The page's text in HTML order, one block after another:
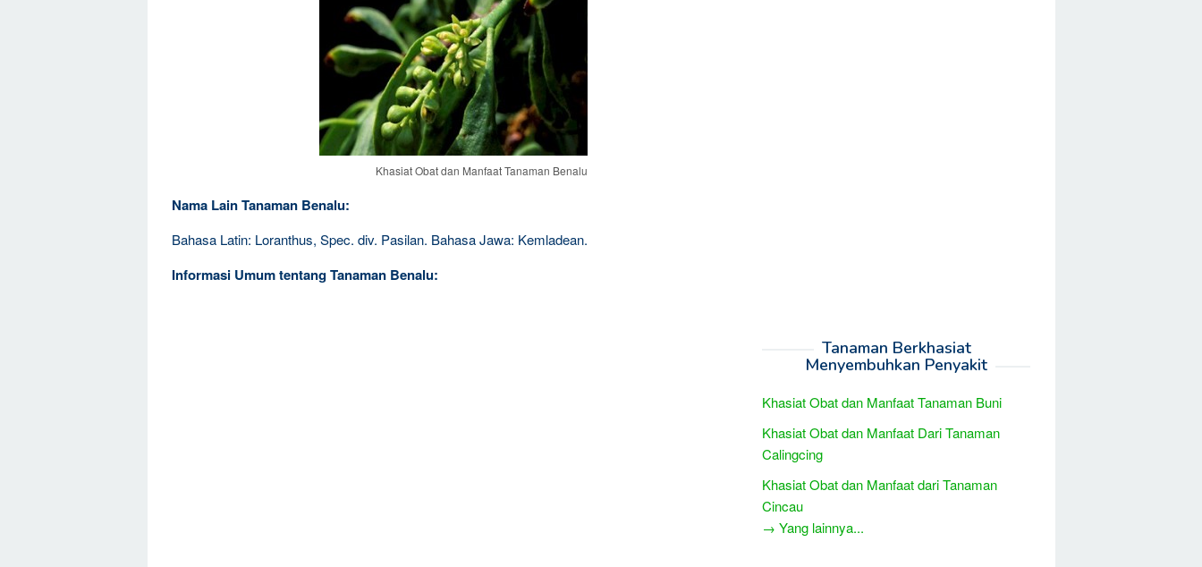
Khasiat Obat dan Manfaat Tanaman Benalu
Nama Lain Tanaman Benalu:
Bahasa Latin: Loranthus, Spec. div. Pasilan. Bahasa Jawa: Kemladean.
Informasi Umum tentang Tanaman Benalu:
Tanaman Berkhasiat
Menyembuhkan Penyakit
Khasiat Obat dan Manfaat Tanaman Buni
Khasiat Obat dan Manfaat Dari Tanaman
Calingcing
Khasiat Obat dan Manfaat dari Tanaman
Cincau
→ Yang lainnya...